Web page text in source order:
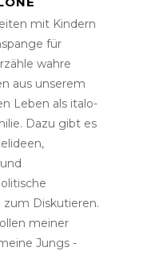
mit Kindern
für
wahre
aus unserem
Leben als italo-
Dazu gibt es
zum Diskutieren.
meiner
Jungs -